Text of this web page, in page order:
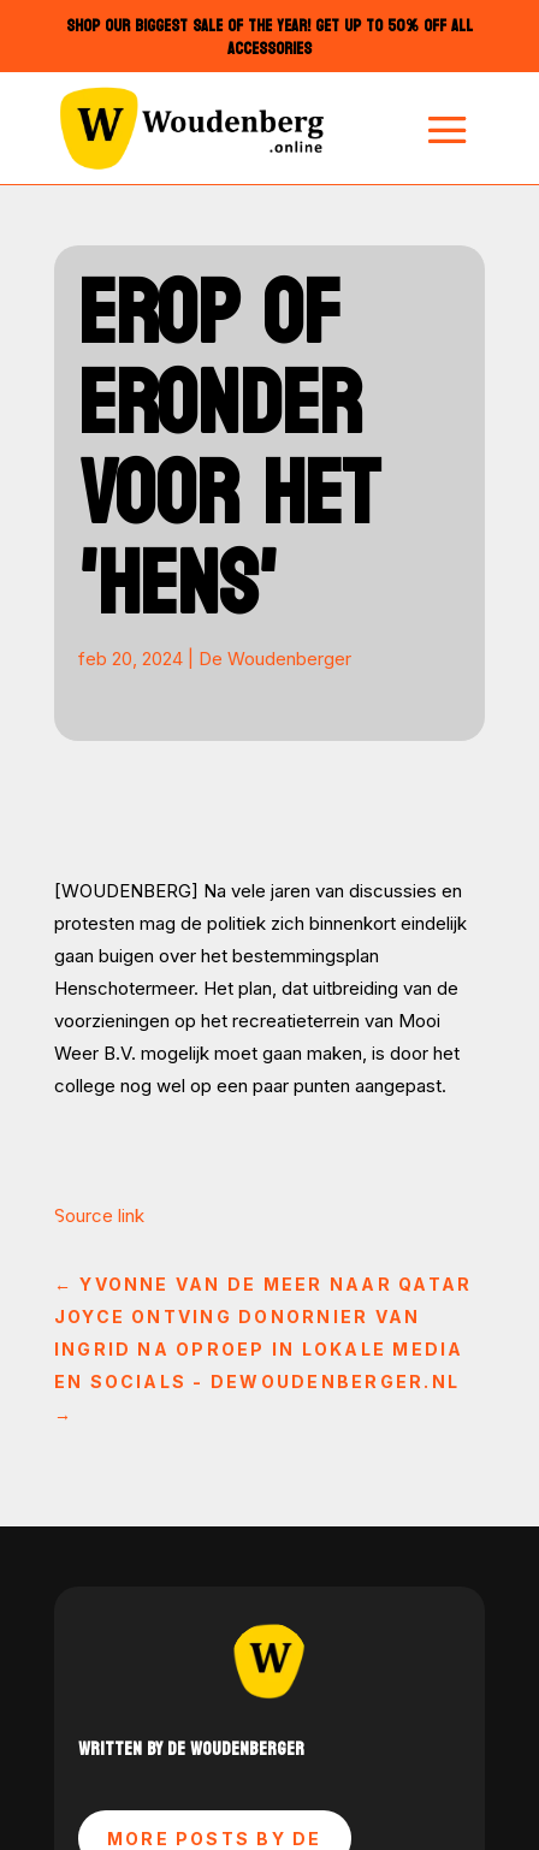
SHOP OUR BIGGEST SALE OF THE YEAR! GET UP TO 50% OFF ALL
ACCESSORIES
EROP OF
ERONDER
VOOR HET
'HENS'
feb 20, 2024| De Woudenberger
[WOUDENBERG] Na vele jaren van discussies en
protesten mag de politiek zich binnenkort eindelijk
gaan buigen over het bestemmingsplan
Henschotermeer. Het plan, dat uitbreiding van de
voorzieningen op het recreatieterrein van Mooi
Weer B.V. mogelijk moet gaan maken, is door het
college nog wel op een paar punten aangepast.
Source link
←YVONNE VAN DE MEER NAAR QATAR
JOYCE ONTVING DONORNIER VAN
INGRID NA OPROEP IN LOKALE MEDIA
EN SOCIALS - DEWOUDENBERGER.NL
→
WRITTEN BY DE WOUDENBERGER
MORE POSTS BY DE